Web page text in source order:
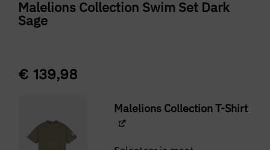
Malelions Collection Swim Set Dark
Sage
€ 139,98
Malelions Collection T-Shirt